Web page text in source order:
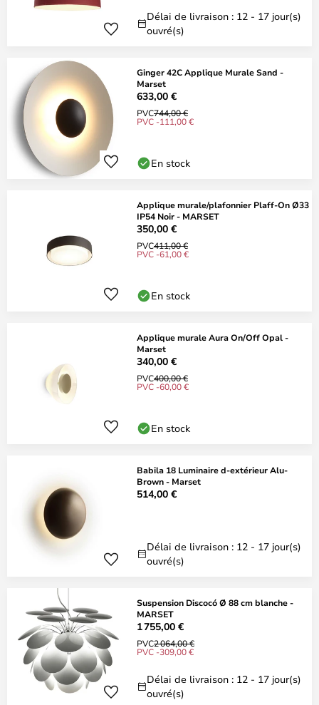
Délai de livraison : 12 - 17 jour(s)
ouvré(s)
Ginger 42C Applique Murale Sand -
Marset
633,00 €
PVC744,00 €
PVC -111,00 €
En stock
Applique murale/plafonnier Plaff-On Ø33
IP54 Noir - MARSET
350,00 €
PVC411,00 €
PVC -61,00 €
En stock
Applique murale Aura On/Off Opal -
Marset
340,00 €
PVC400,00 €
PVC -60,00 €
En stock
Babila 18 Luminaire d-extérieur Alu-
Brown - Marset
514,00 €
Délai de livraison : 12 - 17 jour(s)
ouvré(s)
Suspension Discocó Ø 88 cm blanche -
MARSET
1 755,00 €
PVC2 064,00 €
PVC -309,00 €
Délai de livraison : 12 - 17 jour(s)
ouvré(s)